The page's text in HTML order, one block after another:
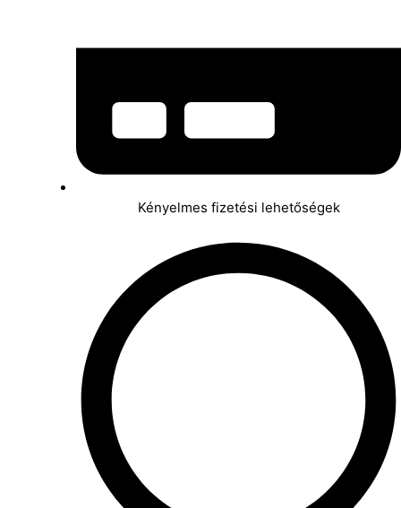
Kényelmes fizetési lehetőségek